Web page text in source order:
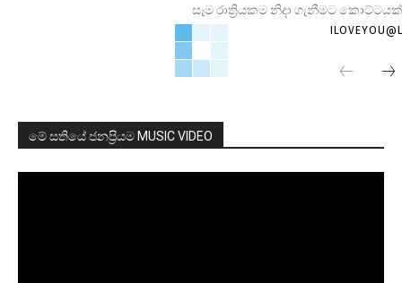
සෑම රාත්‍රියකම නිදා ගැනීමට
මේ සතියේ ජනප්‍රියම MUSIC VIDEO